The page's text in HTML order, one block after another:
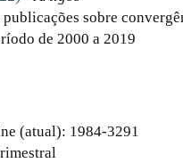
publicações sobre
de 2000 a 2019
(atual): 1984-3291